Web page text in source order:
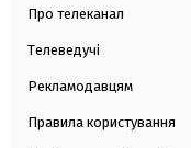
Про телеканал
Телеведучі
Рекламодавцям
Правила користування